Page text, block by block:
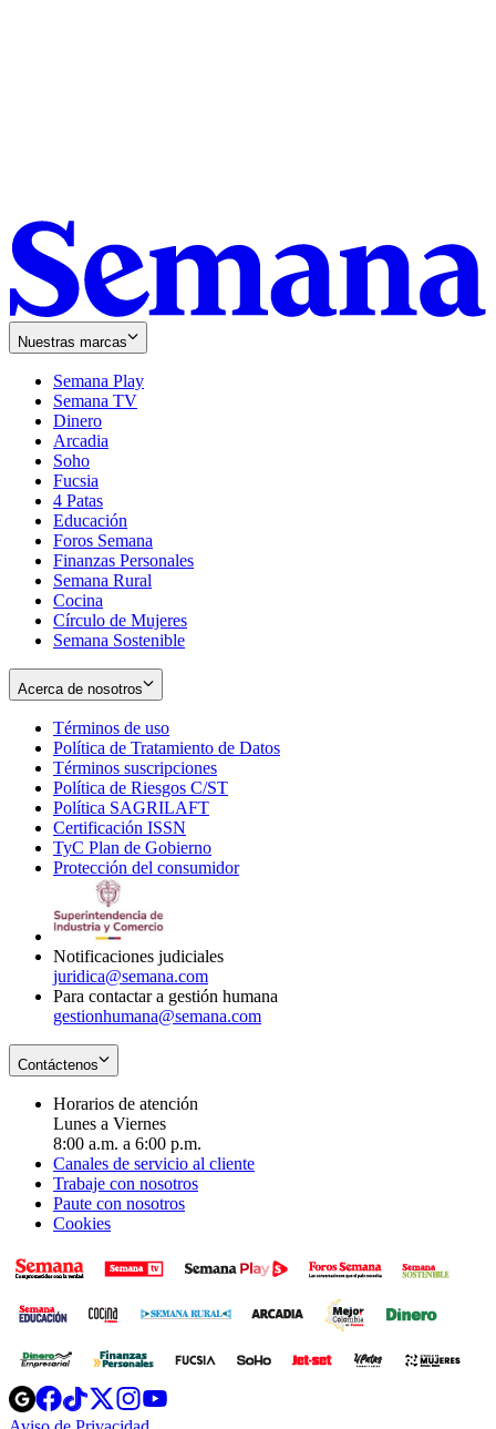
Nuestras marcas
Semana Play
Semana TV
Dinero
Arcadia
Soho
in
new
window
Fucsia
in
new
window
4 Patas
Educación
Foros Semana
Finanzas Personales
Semana Rural
Cocina
Círculo de Mujeres
Semana Sostenible
Acerca de nosotros
Términos de uso
in
new
window
Política de Tratamiento de Datos
Términos suscripciones
in
Política de Riesgos C/ST
Política SAGRILAFT
new
window
Certificación ISSN
in
new
TyC Plan de Gobierno
in
Protección del consumidorOpens
Notificaciones judiciales
juridica@semana.com
Para contactar a gestión humana
gestionhumana@semana.com
Contáctenos
Horarios de atención
Lunes a Viernes
8:00 a.m. a 6:00 p.m.
Canales de servicio al cliente
Trabaje con nosotros
Paute con nosotros
Cookies
Opens
in
Opens
in
Opens
in
Opens